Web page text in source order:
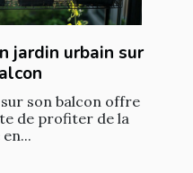
jardin urbain sur
son balcon offre
de profiter de la